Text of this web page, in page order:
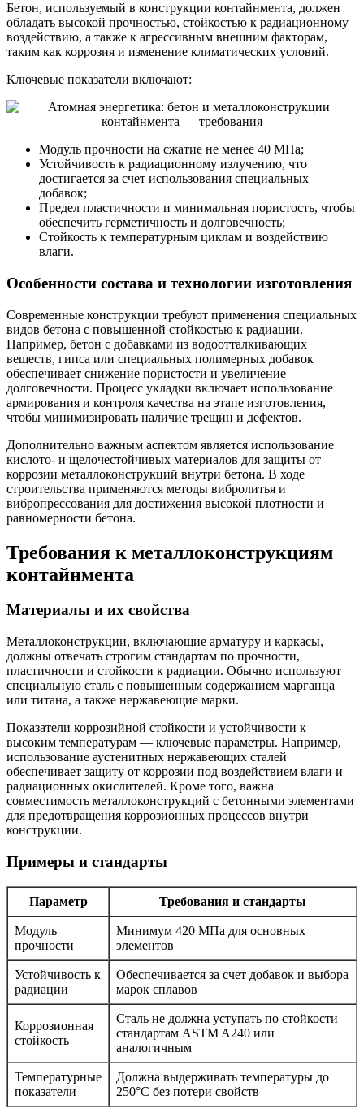
Бетон, используемый в конструкции контайнмента, должен
обладать высокой прочностью, стойкостью к радиационному
воздействию, а также к агрессивным внешним факторам,
таким как коррозия и изменение климатических условий.
Ключевые показатели включают:
Модуль прочности на сжатие не менее 40 МПа;
Устойчивость к радиационному излучению, что
достигается за счет использования специальных
добавок;
Предел пластичности и минимальная пористость, чтобы
обеспечить герметичность и долговечность;
Стойкость к температурным циклам и воздействию
влаги.
Особенности состава и технологии изготовления
Современные конструкции требуют применения специальных
видов бетона с повышенной стойкостью к радиации.
Например, бетон с добавками из водоотталкивающих
веществ, гипса или специальных полимерных добавок
обеспечивает снижение пористости и увеличение
долговечности. Процесс укладки включает использование
армирования и контроля качества на этапе изготовления,
чтобы минимизировать наличие трещин и дефектов.
Дополнительно важным аспектом является использование
кислото- и щелочестойчивых материалов для защиты от
коррозии металлоконструкций внутри бетона. В ходе
строительства применяются методы вибролитья и
вибропрессования для достижения высокой плотности и
равномерности бетона.
Требования к металлоконструкциям
контайнмента
Материалы и их свойства
Металлоконструкции, включающие арматуру и каркасы,
должны отвечать строгим стандартам по прочности,
пластичности и стойкости к радиации. Обычно используют
специальную сталь с повышенным содержанием марганца
или титана, а также нержавеющие марки.
Показатели коррозийной стойкости и устойчивости к
высоким температурам — ключевые параметры. Например,
использование аустенитных нержавеющих сталей
обеспечивает защиту от коррозии под воздействием влаги и
радиационных окислителей. Кроме того, важна
совместимость металлоконструкций с бетонными элементами
для предотвращения коррозионных процессов внутри
конструкции.
Примеры и стандарты
Параметр Требования и стандарты
Модуль
прочности
Минимум 420 МПа для основных
элементов
Устойчивость к
радиации
Обеспечивается за счет добавок и выбора
марок сплавов
Коррозионная
стойкость
Сталь не должна уступать по стойкости
стандартам ASTM A240 или
аналогичным
Температурные
показатели
Должна выдерживать температуры до
250°C без потери свойств